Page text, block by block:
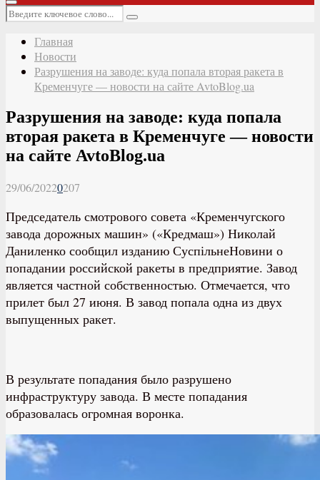
Основное
меню
Искать:
Поиск
Главная
Новости
Разрушения на заводе: куда попала вторая ракета в
Кременчуге — новости на сайте AvtoBlog.ua
Разрушения на заводе: куда попала
вторая ракета в Кременчуге — новости
на сайте AvtoBlog.ua
29/06/20220207
Председатель смотрового совета «Кременчугского
завода дорожных машин» («Кредмаш») Николай
Даниленко сообщил изданию СуспільнеНовини о
попадании российской ракеты в предприятие. Завод
является частной собственностью. Отмечается, что
прилет был 27 июня. В завод попала одна из двух
выпущенных ракет.
В результате попадания было разрушено
инфраструктуру завода. В месте попадания
образовалась огромная воронка.